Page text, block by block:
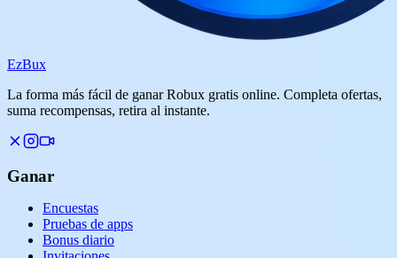
EzBux
La forma más fácil de ganar Robux gratis online. Completa ofertas,
suma recompensas, retira al instante.
Ganar
Encuestas
Pruebas de apps
Bonus diario